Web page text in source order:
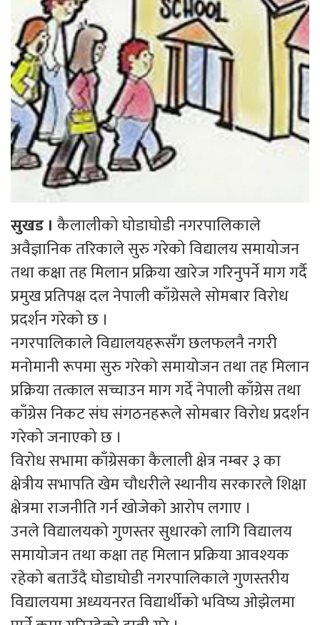
सुखड । कैलालीको घोडाघोडी नगरपालिकाले
अवैज्ञानिक तरिकाले सुरु गरेको विद्यालय समायोजन
तथा कक्षा तह मिलान प्रक्रिया खारेज गरिनुपर्ने माग गर्दै
प्रमुख प्रतिपक्ष दल नेपाली काँग्रेसले सोमबार विरोध
प्रदर्शन गरेको छ ।
नगरपालिकाले विद्यालयहरूसँग छलफलनै नगरी
मनोमानी रूपमा सुरु गरेको समायोजन तथा तह मिलान
प्रक्रिया तत्काल सच्चाउन माग गर्दे नेपाली काँग्रेस तथा
काँग्रेस निकट संघ संगठनहरूले सोमबार विरोध प्रदर्शन
गरेको जनाएको छ ।
विरोध सभामा काँग्रेसका कैलाली क्षेत्र नम्बर ३ का
क्षेत्रीय सभापति खेम चौधरीले स्थानीय सरकारले शिक्षा
क्षेत्रमा राजनीति गर्न खोजेको आरोप लगाए ।
उनले विद्यालयको गुणस्तर सुधारको लागि विद्यालय
समायोजन तथा कक्षा तह मिलान प्रक्रिया आवश्यक
रहेको बताउँदै घोडाघोडी नगरपालिकाले गुणस्तरीय
विद्यालयमा अध्ययनरत विद्यार्थीको भविष्य ओझेलमा